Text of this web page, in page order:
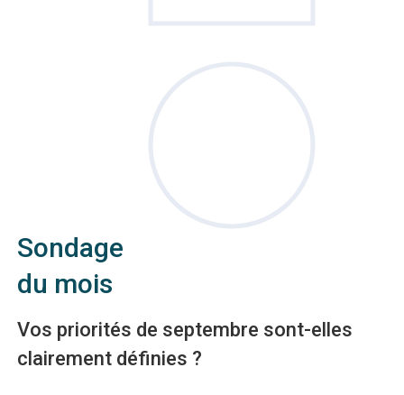
Sondage
du mois
Vos priorités de septembre sont-elles
clairement définies ?